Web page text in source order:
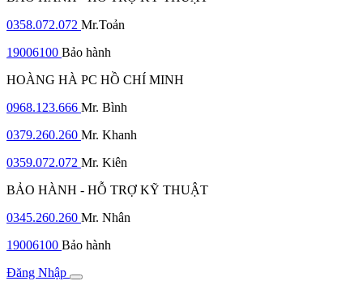
0358.072.072 Mr.Toản
19006100 Bảo hành
HOÀNG HÀ PC HỒ CHÍ MINH
0968.123.666 Mr. Bình
0379.260.260 Mr. Khanh
0359.072.072 Mr. Kiên
BẢO HÀNH - HỖ TRỢ KỸ THUẬT
0345.260.260 Mr. Nhân
19006100 Bảo hành
Đăng Nhập